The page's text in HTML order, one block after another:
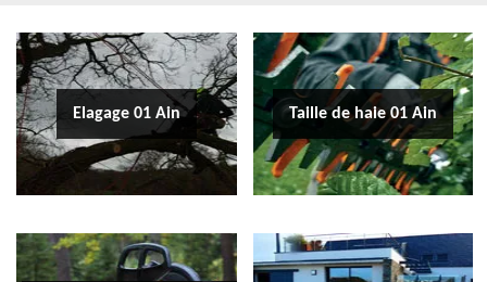
Elagage 01 Ain Taille de haie 01 Ain